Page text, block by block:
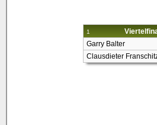
1
Garry Balter
Clausdieter